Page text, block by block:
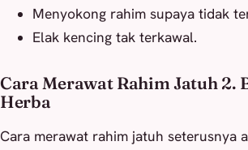
Menyokong rahim supaya tidak
Elak kencing tak terkawal.
Cara Merawat Rahim Jatuh 2.
Herba
Cara merawat rahim jatuh seterusnya